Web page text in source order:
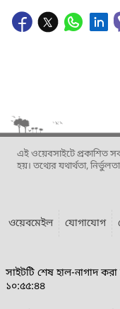
এই ওয়েবসাইটে প্রকাশিত
হয়। তথ্যের যথার্থতা,
ওয়েবমেইল যোগাযোগ
সাইটটি শেষ হাল-নাগাদ
১০:৫৫:৪৪